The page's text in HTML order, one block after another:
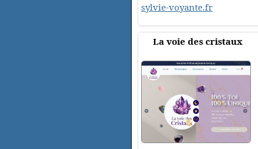
sylvie-voyante.fr
La voie des cristaux